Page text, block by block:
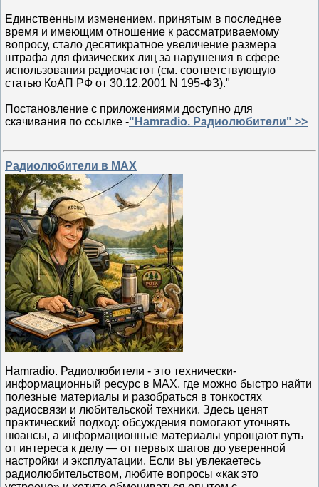
Единственным изменением, принятым в последнее
время и имеющим отношение к рассматриваемому
вопросу, стало десятикратное увеличение размера
штрафа для физических лиц за нарушения в сфере
использования радиочастот (см. соответствующую
статью КоАП РФ от 30.12.2001 N 195-ФЗ)."
Постановление с приложениями доступно для
скачивания по ссылке -"Hamradio. Радиолюбители" >>
Радиолюбители в MAX
Hamradio. Радиолюбители - это технически-
информационный ресурс в МАХ, где можно быстро найти
полезные материалы и разобраться в тонкостях
радиосвязи и любительской техники. Здесь ценят
практический подход: обсуждения помогают уточнять
нюансы, а информационные материалы упрощают путь
от интереса к делу — от первых шагов до уверенной
настройки и эксплуатации. Если вы увлекаетесь
радиолюбительством, любите вопросы «как это